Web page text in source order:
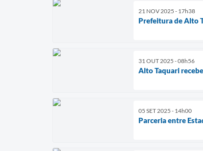
21 NOV 2025 - 17h38
Prefeitura de Alto
31 OUT 2025 - 08h56
Alto Taquari
05 SET 2025 - 14h00
Parceria entre